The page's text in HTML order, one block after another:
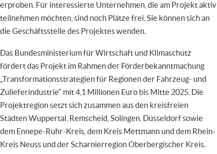
erproben. Für interessierte Unternehmen, die am Projekt aktiv
teilnehmen möchten, sind noch Plätze frei. Sie können sich an
die Geschäftsstelle des Projektes wenden.
Das Bundesministerium für Wirtschaft und Klimaschutz
fördert das Projekt im Rahmen der Förderbekanntmachung
„Transformationsstrategien für Regionen der Fahrzeug- und
Zulieferindustrie“ mit 4,1 Millionen Euro bis Mitte 2025. Die
Projektregion setzt sich zusammen aus den kreisfreien
Städten Wuppertal, Remscheid, Solingen, Düsseldorf sowie
dem Ennepe-Ruhr-Kreis, dem Kreis Mettmann und dem Rhein-
Kreis Neuss und der Scharnierregion Oberbergischer Kreis.